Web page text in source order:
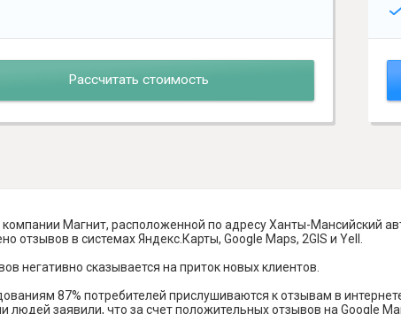
Рассчитать стоимость
Магнит, расположенной по адресу Ханты-Мансийский
отзывов в системах Яндекс.Карты, Google Maps, 2GIS и Yell.
негативно сказывается на приток новых клиентов.
87% потребителей прислушиваются к отзывам в
людей заявили, что за счет положительных отзывов на Google